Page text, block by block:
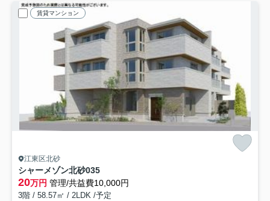
賃貸マンション
江東区北砂
シャーメゾン北砂035
20万円 管理/共益費10,000円
3階 / 58.57㎡ / 2LDK /予定